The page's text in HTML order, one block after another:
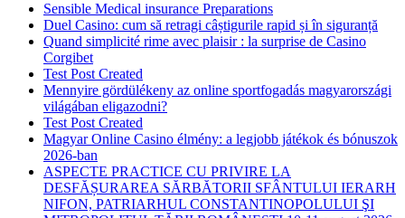
Sensible Medical insurance Preparations
Duel Casino: cum să retragi câștigurile rapid și în siguranță
Quand simplicité rime avec plaisir : la surprise de Casino
Corgibet
Test Post Created
Mennyire gördülékeny az online sportfogadás magyarországi
világában eligazodni?
Test Post Created
Magyar Online Casino élmény: a legjobb játékok és bónuszok
2026-ban
ASPECTE PRACTICE CU PRIVIRE LA
DESFĂȘURAREA SĂRBĂTORII SFÂNTULUI IERARH
NIFON, PATRIARHUL CONSTANTINOPOLULUI ŞI